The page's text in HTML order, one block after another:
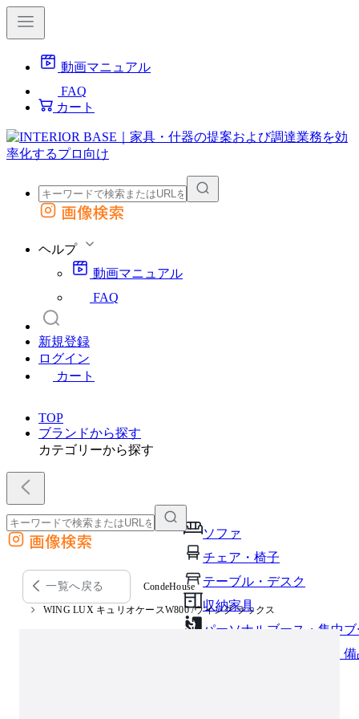
動画マニュアル
FAQ
カート
外部サイトの商品をカートに追加
画像検索
ヘルプ
動画マニュアル
FAQ
新規登録
ログイン
カート
TOP
ブランドから探す
カテゴリーから探す
ソファ
チェア・椅子
テーブル・デスク
収納家具
パーソナルブース・集中
オフィスアクセサリー・
外部サイトの商品をカートに追加
他のサイトで見つけた商品ページのURLを貼り付けて、カートに追加できます
画像検索
一覧へ戻る CondeHouse
WING LUX キュリオケースW800 /ウイング ラックス